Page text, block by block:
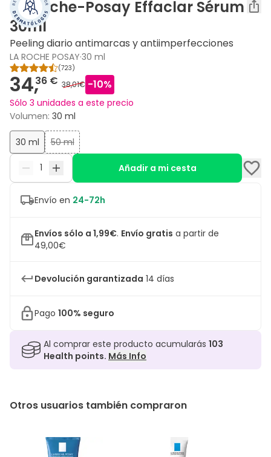
La Roche-Posay Effaclar Sérum
30ml
Peeling diario antimarcas y antiimperfecciones
LA ROCHE POSAY·30 ml
(723)
34,36 € 38,01€ -10%
Sólo 3 unidades a este precio
Volumen: 30 ml
30 ml 50 ml
Añadir a mi cesta
Envío en 24-72h
Envíos sólo a 1,99€. Envío gratis a partir de
49,00€
Devolución garantizada 14 días
Pago 100% seguro
Al comprar este producto acumularás 103
Health points. Más Info
Otros usuarios también compraron